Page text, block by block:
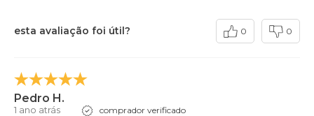
esta avaliação foi útil? 0 0
Pedro H.
1 ano atrás comprador verificado